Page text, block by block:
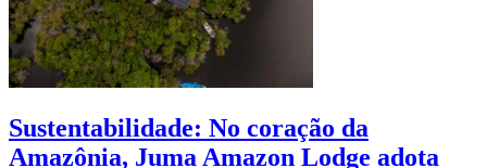
Sustentabilidade: No coração da
Amazônia, Juma Amazon Lodge adota